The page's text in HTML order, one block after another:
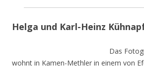
Helga und Karl-Heinz
Das
wohnt in Kamen-Methler in einem von